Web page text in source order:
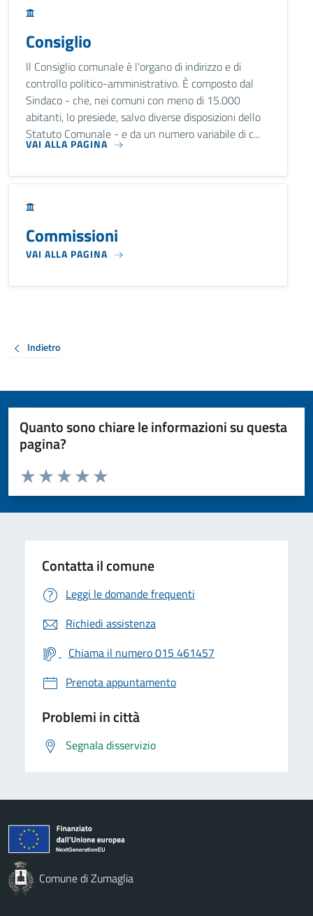
Consiglio
Il Consiglio comunale è l'organo di indirizzo e di
controllo politico-amministrativo. È composto dal
Sindaco - che, nei comuni con meno di 15.000
abitanti, lo presiede, salvo diverse disposizioni dello
Statuto Comunale - e da un numero variabile di c...
VAI ALLA PAGINA
Commissioni
VAI ALLA PAGINA
Indietro
Quanto sono chiare le informazioni su questa
pagina?
Valuta da 1 a 5 stelle la pagina
Valuta 5 stelle su 5
Valuta 4 stelle su 5
Valuta 3 stelle su 5
Valuta 2 stelle su 5
Valuta 1 stelle su 5
Contatta il comune
Leggi le domande frequenti
Richiedi assistenza
Chiama il numero 015 461457
Prenota appuntamento
Problemi in città
Segnala disservizio
Comune di Zumaglia